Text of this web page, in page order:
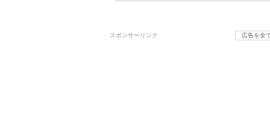
スポンサーリンク 広告を全